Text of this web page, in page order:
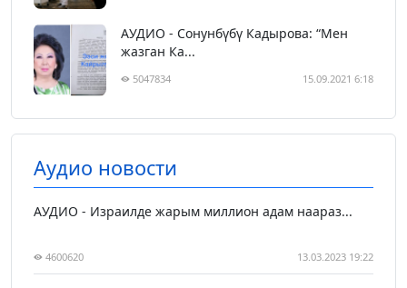
АУДИО - Сонунбүбү Кадырова: “Мен
жазган Ка...
5047834 15.09.2021 6:18
Аудио новости
АУДИО - Израилде жарым миллион адам наараз...
4600620 13.03.2023 19:22